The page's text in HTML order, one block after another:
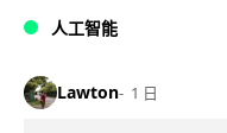
人工智能
Lawton 1 日